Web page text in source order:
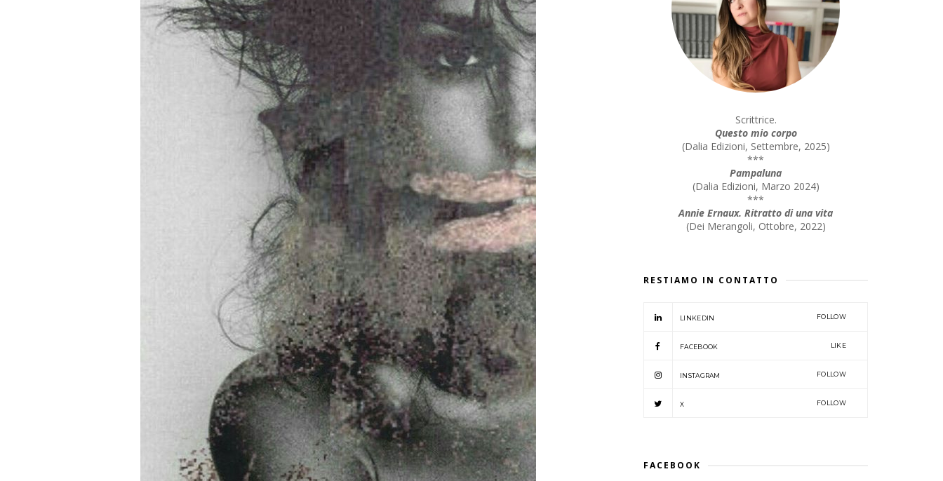
Scrittrice.
Questo mio corpo
(Dalia Edizioni, Settembre, 2025)
***
Pampaluna
(Dalia Edizioni, Marzo 2024)
***
Annie Ernaux. Ritratto di una vita
(Dei Merangoli, Ottobre, 2022)
RESTIAMO IN CONTATTO
LINKEDIN FOLLOW
FACEBOOK LIKE
INSTAGRAM FOLLOW
X FOLLOW
FACEBOOK